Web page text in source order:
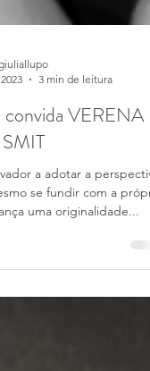
giuliallupo
3 min de leitura
VERENA
SMIT
uma originalidade...